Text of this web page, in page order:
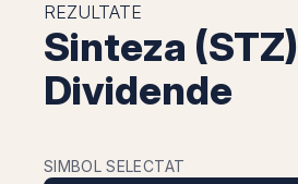
REZULTATE
Sinteza (STZ)
Dividende
SIMBOL SELECTAT